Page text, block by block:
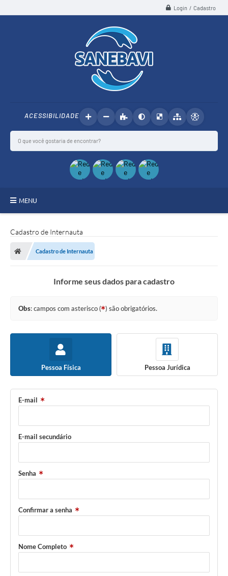
Login / Cadastro
ACESSIBILIDADE
MENU
SERVIÇOS
COMPRAS E LICITAÇÕES
Legislação
Cadastro de Internauta
Cadastro de Internauta
Informe seus dados para cadastro
Obs: campos com asterisco ( ) são obrigatórios.
Pessoa Física Pessoa Jurídica
E-mail
E-mail secundário
Senha
Confirmar a senha
Nome Completo